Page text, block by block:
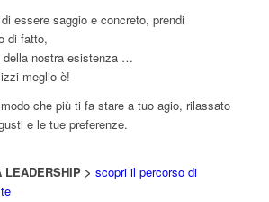
essere saggio e concreto, prendi
di fatto,
della nostra esistenza …
meglio è!
che più ti fa stare a tuo agio, rilassato
e le tue preferenze.
LEADERSHIP > scopri il percorso di